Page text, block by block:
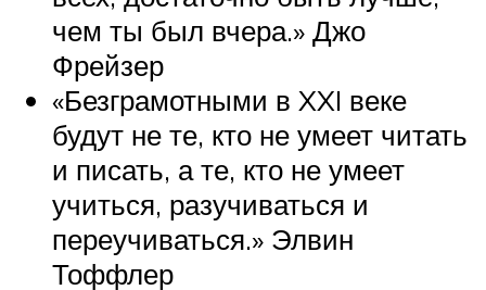
чем ты был вчера.» Джо
Фрейзер
«Безграмотными в XXI веке
будут не те, кто не умеет читать
и писать, а те, кто не умеет
учиться, разучиваться и
переучиваться.» Элвин
Тоффлер